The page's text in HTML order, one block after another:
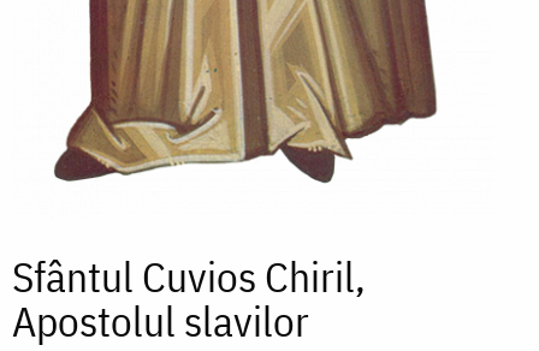
Sfântul Cuvios Chiril,
Apostolul slavilor